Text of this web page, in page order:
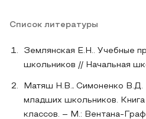
Список литературы
Землянская Е.Н.. Учебные
школьников // Начальная
Матяш Н.В., Симоненко В.Д.
младших школьников. Книга
классов. – М.: Вентана-